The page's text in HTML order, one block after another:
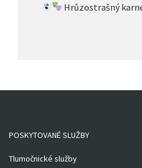
Hrůzostrašný
POSKYTOVANÉ SLUŽBY
Tlumočnické služby